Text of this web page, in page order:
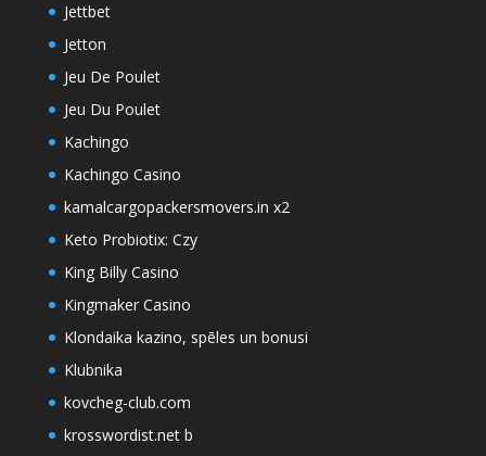
Jettbet
Jetton
Jeu De Poulet
Jeu Du Poulet
Kachingo
Kachingo Casino
kamalcargopackersmovers.in x2
Keto Probiotix: Czy
King Billy Casino
Kingmaker Casino
Klondaika kazino, spēles un bonusi
Klubnika
kovcheg-club.com
krosswordist.net b